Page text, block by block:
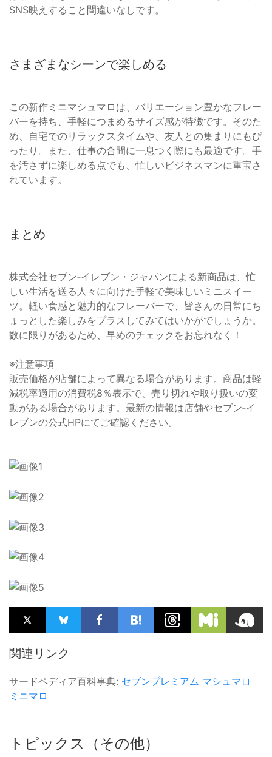
SNS映えすること間違いなしです。
さまざまなシーンで楽しめる
この新作ミニマシュマロは、バリエーション豊かなフレー
バーを持ち、手軽につまめるサイズ感が特徴です。そのた
め、自宅でのリラックスタイムや、友人との集まりにもぴ
ったり。また、仕事の合間に一息つく際にも最適です。手
を汚さずに楽しめる点でも、忙しいビジネスマンに重宝さ
れています。
まとめ
株式会社セブン‐イレブン・ジャパンによる新商品は、忙
しい生活を送る人々に向けた手軽で美味しいミニスイー
ツ。軽い食感と魅力的なフレーバーで、皆さんの日常にち
ょっとした楽しみをプラスしてみてはいかがでしょうか。
数に限りがあるため、早めのチェックをお忘れなく！
※注意事項
販売価格が店舗によって異なる場合があります。商品は軽
減税率適用の消費税8％表示で、売り切れや取り扱いの変
動がある場合があります。最新の情報は店舗やセブン‐イ
レブンの公式HPにてご確認ください。
関連リンク
サードペディア百科事典: セブンプレミアム マシュマロ
ミニマロ
トピックス（その他）